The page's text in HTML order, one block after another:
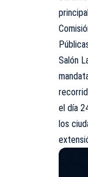
Salón
el día
los